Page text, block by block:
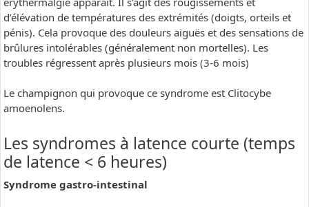
d’élévation de températures des extrémités (doigts, orteils et
pénis). Cela provoque des douleurs aiguës et des sensations de
brûlures intolérables (généralement non mortelles). Les
troubles régressent après plusieurs mois (3-6 mois)
Le champignon qui provoque ce syndrome est Clitocybe
amoenolens.
Les syndromes à latence courte (temps
de latence < 6 heures)
Syndrome gastro-intestinal